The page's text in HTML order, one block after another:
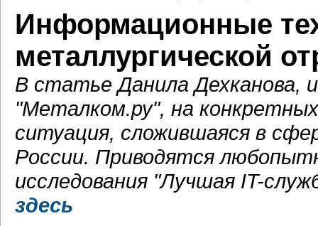
Информационные
металлургической
В статье Данила Дехканова,
"Металком.ру", на
ситуация, сложившаяся в
России. Приводятся
исследования "Лучшая IT-
здесь